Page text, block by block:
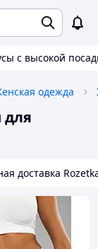
с высокой
одежда
для
доставка